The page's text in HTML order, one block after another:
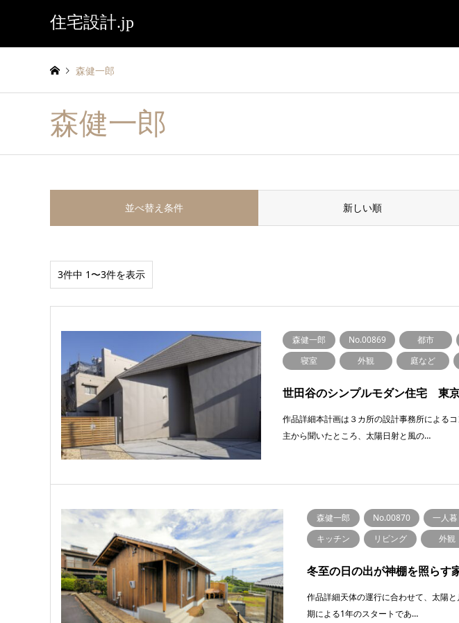
住宅設計.jp
森健一郎
森健一郎
並べ替え条件 新しい順
3件中 1〜3件を表示
森健一郎 No.00869 都市
寝室
外観 庭など
世田谷のシンプルモダン住宅 東
作品詳細本計画は３カ所の設計事務所による
主から聞いたところ、太陽日射と風の…
森健一郎 No.00870 一人暮
キッチン
リビング 外観
冬至の日の出が神棚を照ら
作品詳細天体の運行に合わせて、太陽
期による1年のスタートであ…